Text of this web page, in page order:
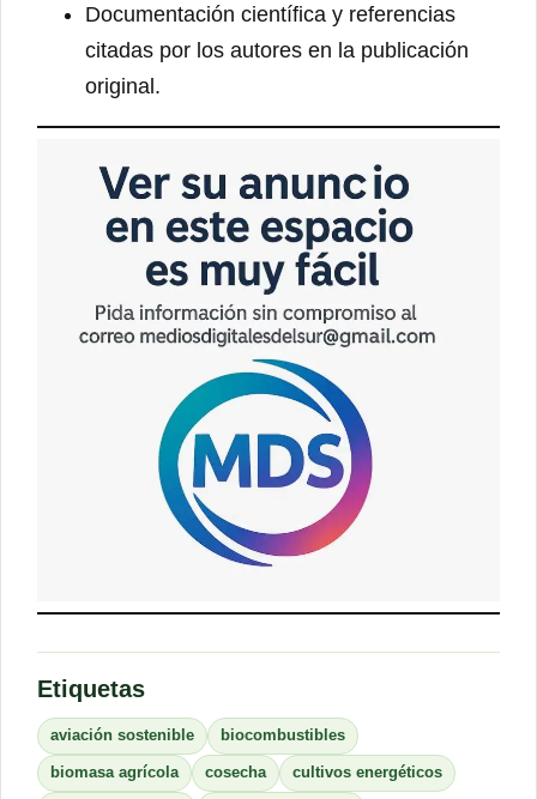
Documentación científica y referencias
citadas por los autores en la publicación
original.
Etiquetas
aviación sostenible biocombustibles
biomasa agrícola cosecha cultivos energéticos